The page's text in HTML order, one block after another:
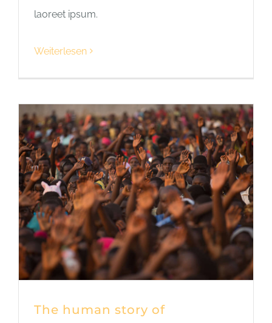
laoreet ipsum.
Weiterlesen
The human story of